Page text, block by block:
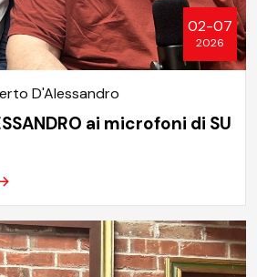
02-07
2026
D'Alessandro
ai microfoni di SU